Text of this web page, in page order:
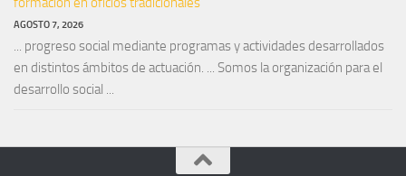
AGOSTO 7, 2026
... progreso social mediante programas y actividades desarrollados
en distintos ámbitos de actuación. ... Somos la organización para el
desarrollo social ...